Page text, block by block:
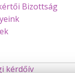
Bizottság
kérdőív